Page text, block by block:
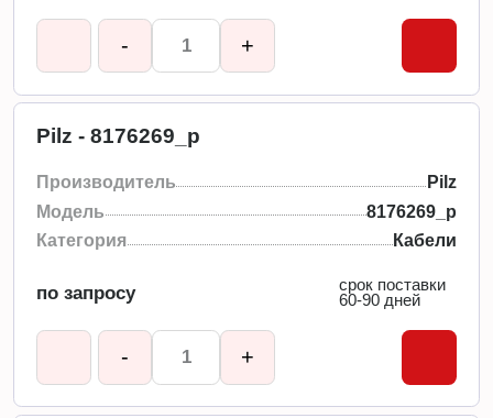
- +
Pilz - 8176269_p
Производитель
Pilz
Модель
8176269_p
Категория
Кабели
по запросу
срок поставки
60-90 дней
- +